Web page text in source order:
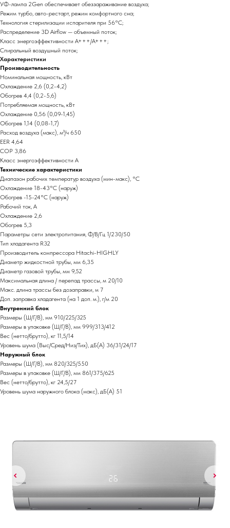
УФ-лампа 2Gen обеспечивает обеззараживание воздуха;
Режим турбо, авто-рестарт, режим комфортного сна;
Технология стерилизации испарителя при 56°С;
Распределение 3D Airflow — объемный поток;
Класс энергоэффективности А+++/A+++;
Спиральный воздушный поток;
Характеристики
Производительность
Номинальная мощность, кВт
Охлаждение 2,6 (0,2-4,2)
Обогрев 4,4 (0,2-5,6)
Потребляемая мощность, кВт
Охлаждение 0,56 (0,09-1,45)
Обогрев 1,14 (0,08-1,7)
Расход воздуха (макс), м³/ч 650
EER 4,64
COP 3,86
Класс энергоэффективности A
Технические характеристики
Диапазон рабочих температур воздуха (мин-макс), °C
Охлаждение 18-43°C (наруж)
Обогрев -15-24°C (наруж)
Рабочий ток, A
Охлаждение 2,6
Обогрев 5,3
Параметры сети электропитания, Ф/В/Гц 1/230/50
Тип хладагента R32
Производитель компрессора Hitachi-HIGHLY
Диаметр жидкостной трубы, мм 6,35
Диаметр газовой трубы, мм 9,52
Максимальная длина / перепад трассы, м 20/10
Макс. длина трассы без дозаправки, м 7
Доп. заправка хладагента (на 1 доп. м.), г/м 20
Внутренний блок
Размеры (Ш/Г/В), мм 910/225/325
Размеры в упаковке (Ш/Г/В), мм 999/313/412
Вес (нетто/брутто), кг 11,5/14
Уровень шума (Выс/Сред/Низ/Тих), дБ(А) 36/31/24/17
Наружный блок
Размеры (Ш/Г/В), мм 820/325/550
Размеры в упаковке (Ш/Г/В), мм 861/375/625
Вес (нетто/брутто), кг 24,5/27
Уровень шума наружного блока (макс), дБ(А) 51